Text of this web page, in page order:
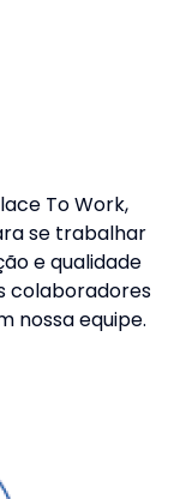
To Work,
se trabalhar
e qualidade
colaboradores
nossa equipe.